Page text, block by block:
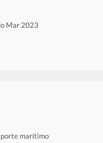
Mar 2023
marítimo